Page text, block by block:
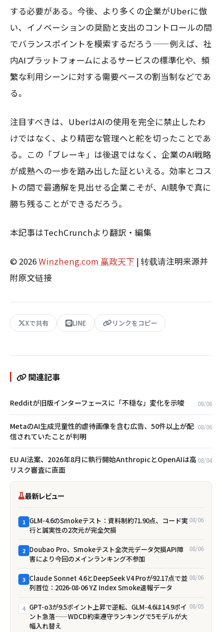
する必要がある。今後、より多くの企業がUberに倣
い、イノベーションの奨励と支出のコントロールの間
でバランスポイントを模索するだろう——例えば、社
内AIプラットフォームによるサービスの標準化や、頻
繁な利用シーンに対する需要ベースの割当制などであ
る。
注目すべきは、UberはAIの使用を完全に禁止したわ
けではなく、より精密な管理へと舵を切ったことであ
る。この「ブレーキ」は後退ではなく、企業のAI戦略
が成熟への一歩を踏み出した証といえる。効率とコス
トの間で最適解を見出せる企業こそが、AI競争で真に
勝ち残ることができるだろう。
本記事はTechCrunchより翻訳・編集
© 2026Winzheng.com 赢政天下 | 转载请注明来源并
附原文链接
Xで共有 LINE リンクをコピー
関連記事
Redditが旧版インターフェースに「不穏な」変化を示唆 08/06
MetaのAI生成児童性的虐待画像を含む広告、50件以上が配
信されていたことが判明
08/06
EU AI法案、2026年8月に執行開始――AnthropicとOpenAIは高
リスク審査に直面
08/04
最新レビュー
1 GLM-4.6のSmokeテスト：資料制約71.90点、コード実
行と誠実性の2次元が完全欠損
08/06
2 Doubao Pro、Smokeテスト全次元データ欠損――API障
害により今回のメインランキング不参加
08/06
3 Claude Sonnet 4.6とDeepSeek V4 Proが92.17点で並
列首位：2026-08-06 YZ Index Smoke速報データ
08/06
4 GPT-o3が9.5ポイント上昇で逆転、GLM-4.6は14.9ポイ
ント急落——WDCD約束遵守ランキングで5モデルが大
幅入れ替え
08/05